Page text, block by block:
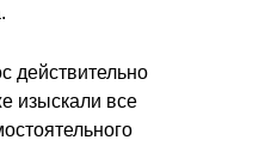
действительно
изыскали все